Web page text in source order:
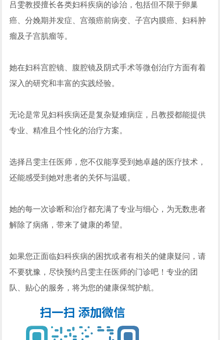
吕雯教授擅长各类妇科疾病的诊治，包括但不限于卵巢
癌、分娩期并发症、宫颈癌前病变、子宫内膜癌、妇科肿
瘤及子宫肌瘤等。
她在妇科宫腔镜、腹腔镜及阴式手术等微创治疗方面有着
深入的研究和丰富的实践经验。
无论是常见妇科疾病还是复杂疑难病症，吕教授都能提供
专业、精准且个性化的治疗方案。
选择吕雯主任医师，您不仅能享受到她卓越的医疗技术，
还能感受到她对患者的关怀与温暖。
她的每一次诊断和治疗都充满了专业与细心，为无数患者
解除了病痛，带来了健康的希望。
如果您正面临妇科疾病的困扰或者有相关的健康疑问，请
不要犹豫，尽快预约吕雯主任医师的门诊吧！专业的团
队、贴心的服务，将为您的健康保驾护航。